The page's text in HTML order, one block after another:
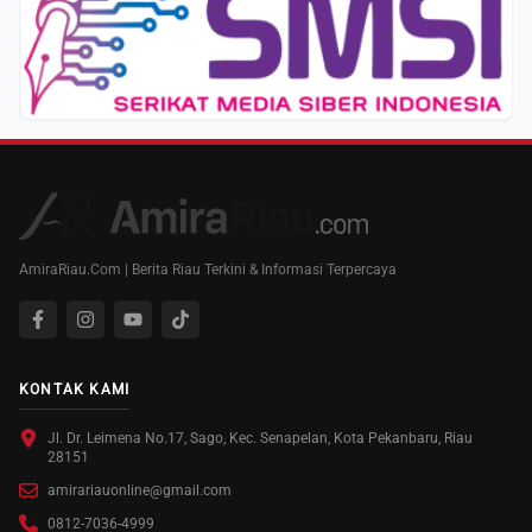
AmiraRiau.Com | Berita Riau Terkini & Informasi Terpercaya
KONTAK KAMI
Jl. Dr. Leimena No.17, Sago, Kec. Senapelan, Kota Pekanbaru, Riau
28151
amirariauonline@gmail.com
0812-7036-4999